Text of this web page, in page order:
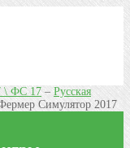
\ ФС 17– Русская
Симулятор 2017